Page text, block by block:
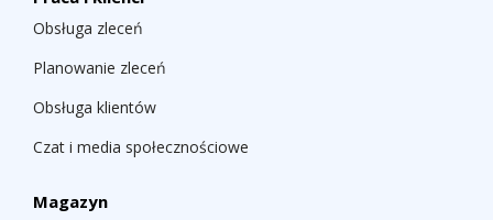
Obsługa zleceń
Planowanie zleceń
Obsługa klientów
Czat i media społecznościowe
Magazyn